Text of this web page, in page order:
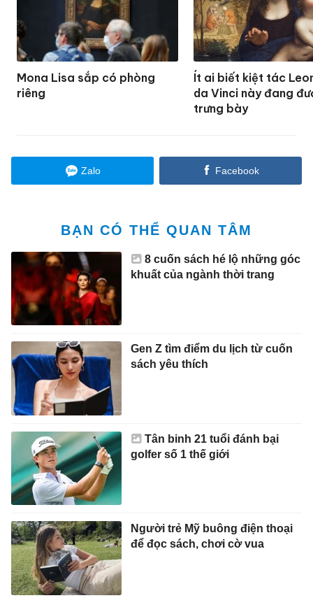
Mona Lisa sắp có phòng
riêng
Ít ai biết kiệt tác
da Vinci này đang
trưng bày
Zalo Facebook
BẠN CÓ THỂ QUAN TÂM
8 cuốn sách hé lộ những góc
khuất của ngành thời trang
Gen Z tìm điểm du lịch từ cuốn
sách yêu thích
Tân binh 21 tuổi đánh bại
golfer số 1 thế giới
Người trẻ Mỹ buông điện thoại
để đọc sách, chơi cờ vua